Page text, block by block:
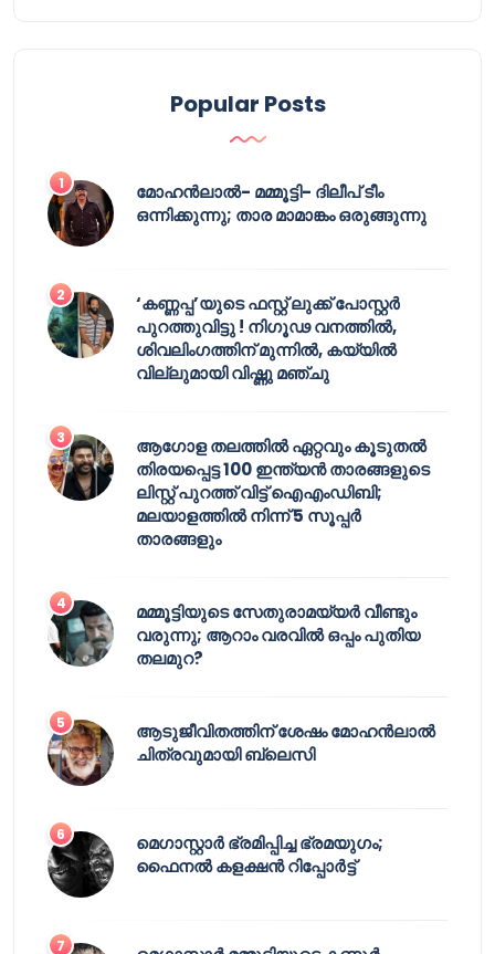
Popular Posts
മോഹൻലാൽ- മമ്മൂട്ടി- ദിലീപ് ടീം
ഒന്നിക്കുന്നു; താര മാമാങ്കം ഒരുങ്ങുന്നു
‘കണ്ണപ്പ’യുടെ ഫസ്റ്റ് ലുക്ക് പോസ്റ്റർ
പുറത്തുവിട്ടു ! നിഗൂഢ വനത്തിൽ,
ശിവലിംഗത്തിന് മുന്നിൽ, കയ്യിൽ
വില്ലുമായി വിഷ്ണു മഞ്ചു
ആഗോള തലത്തിൽ ഏറ്റവും കൂടുതൽ
തിരയപ്പെട്ട 100 ഇന്ത്യൻ താരങ്ങളുടെ
ലിസ്റ്റ് പുറത്ത് വിട്ട് ഐഎംഡിബി;
മലയാളത്തിൽ നിന്ന് 5 സൂപ്പർ
താരങ്ങളും
മമ്മൂട്ടിയുടെ സേതുരാമയ്യർ വീണ്ടും
വരുന്നു; ആറാം വരവിൽ ഒപ്പം പുതിയ
തലമുറ?
ആടുജീവിതത്തിന് ശേഷം മോഹൻലാൽ
ചിത്രവുമായി ബ്ലെസി
മെഗാസ്റ്റാർ ഭ്രമിപ്പിച്ച ഭ്രമയുഗം;
ഫൈനൽ കളക്ഷൻ റിപ്പോർട്ട്